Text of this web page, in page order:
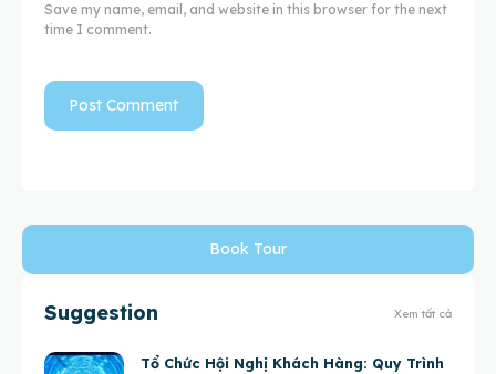
Save my name, email, and website in this browser for the next
time I comment.
Book Tour
Suggestion Xem tất cả
Tổ Chức Hội Nghị Khách Hàng: Quy Trình